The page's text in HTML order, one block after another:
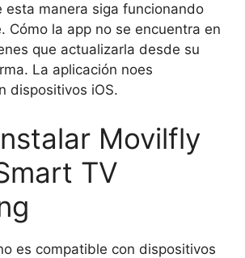
esta manera siga funcionando
Cómo la app no se encuentra en
que actualizarla desde su
La aplicación noes
dispositivos iOS.
Movilfly
TV
es compatible con dispositivos